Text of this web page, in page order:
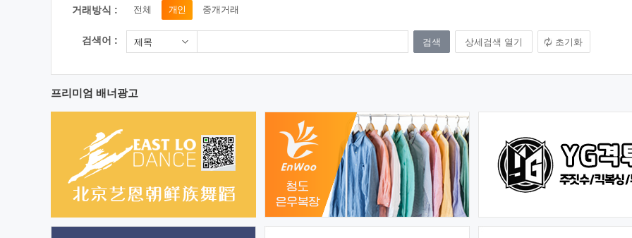
거래방식 : 전체 개인 중개거래
검색어 : 제목 상세검색 열기 초기화
프리미엄 배너광고